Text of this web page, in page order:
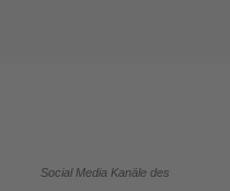
Social Media Kanäle des